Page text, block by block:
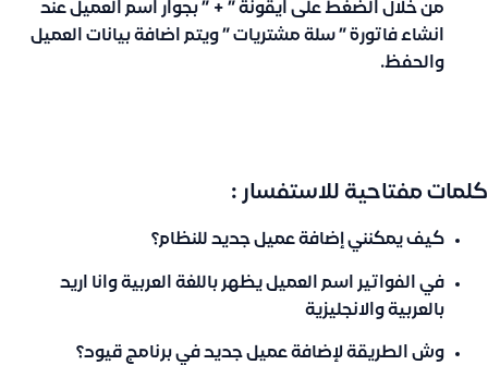
من خلال الضغط على ايقونة ” + ” بجوار اسم العميل عند
انشاء فاتورة ” سلة مشتريات ” ويتم اضافة بيانات العميل
والحفظ.
كلمات مفتاحية للاستفسار :
كيف يمكنني إضافة عميل جديد للنظام؟
في الفواتير اسم العميل يظهر باللغة العربية وانا اريد
بالعربية والانجليزية
وش الطريقة لإضافة عميل جديد في برنامج قيود؟